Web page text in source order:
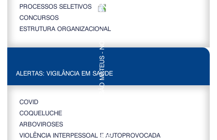
PROCESSOS SELETIVOS
CONCURSOS
ESTRUTURA ORGANIZACIONAL
ALERTAS: VIGILÂNCIA EM SAÚDE
COVID
COQUELUCHE
ARBOVIROSES
VIOLÊNCIA INTERPESSOAL E AUTOPROVOCADA